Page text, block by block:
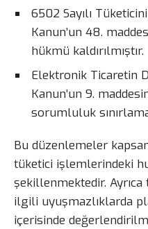
6502 Sayılı
Kanun’un 48.
hükmü kaldırılmıştır.
Elektronik Ticaretin
Kanun’un 9.
sorumluluk
Bu düzenlemeler
tüketici işlemlerindeki
şekillenmektedir.
ilgili uyuşmazlıklarda
içerisinde